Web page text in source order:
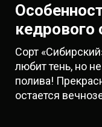
кедрового
Сорт
любит тень, но
полива!
остается